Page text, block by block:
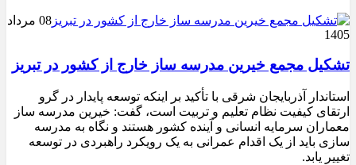
08 مرداد
1405
تشکیل مجمع خیرین مدرسه ‌ساز خارج از کشور در تبریز
استاندار آذربایجان شرقی با تأکید بر اینکه توسعه پایدار در گرو
ارتقای کیفیت نظام تعلیم و تربیت است، گفت: خیرین مدرسه ‌ساز
معماران سرمایه انسانی و آینده کشور هستند و نگاه به مدرسه‌
سازی باید از یک اقدام عمرانی به یک رویکرد راهبردی در توسعه
تغییر یابد.